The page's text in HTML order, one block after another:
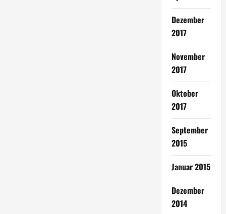
Dezember
2017
November
2017
Oktober
2017
September
2015
Januar 2015
Dezember
2014